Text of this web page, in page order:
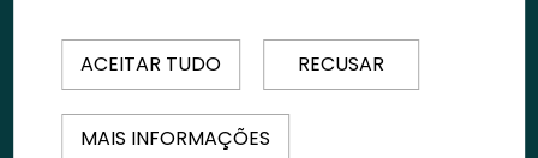
ACEITAR TUDO RECUSAR
MAIS INFORMAÇÕES